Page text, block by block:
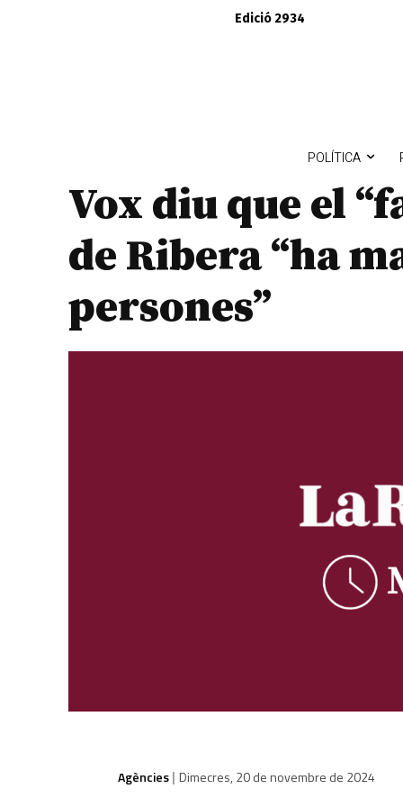
Edició 2934
POLÍTICA
Vox diu que el
de Ribera “ha
persones”
Agències | Dimecres, 20 de novembre de 2024